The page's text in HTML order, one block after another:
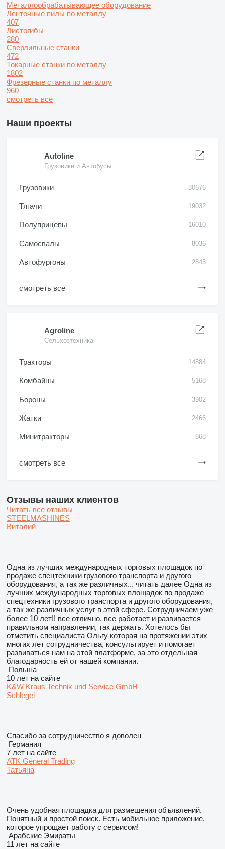
Металлообрабатывающее оборудование
Ленточные пилы по металлу
407
Листогибы
280
Сверлильные станки
472
Токарные станки по металлу
1802
Фрезерные станки по металлу
960
смотреть все
Наши проекты
Autoline
Грузовики и Автобусы
Грузовики 30676
Тягачи 19032
Полуприцепы 16010
Самосвалы 8036
Автофургоны 2843
смотреть все
Agroline
Сельхозтехника
Тракторы 14884
Комбайны 5168
Бороны 3902
Жатки 2466
Минитракторы 668
смотреть все
Отзывы наших клиентов
Читать все отзывы
STEELMASHINES
Виталий
Одна из лучших международных торговых площадок по
продаже спецтехники грузового транспорта и другого
оборудования, а так же различных... читать далее Одна из
лучших международных торговых площадок по продаже
спецтехники грузового транспорта и другого оборудования,
а так же различных услуг в этой сфере. Сотрудничаем уже
более 10 лет!! все отлично, все работает и развивается
правильном направлении, так держать. Хотелось бы
отметить специалиста Ольгу которая на протяжении этих
многих лет сотрудничества, консультирует и помогает
развиваться нам на этой платформе, за это отдельная
благодарность ей от нашей компании.
Польша
10 лет на сайте
K&W Kraus Technik und Service GmbH
Schlegel
Спасибо за сотрудничество я доволен
Германия
7 лет на сайте
ATK General Trading
Татьяна
Очень удобная площадка для размещения объявлений.
Понятный и простой поиск. Есть мобильное приложение,
которое упрощает работу с сервисом!
Арабские Эмираты
11 лет на сайте